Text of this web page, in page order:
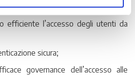
efficiente l’accesso degli utenti da
sicura;
governance dell’accesso alle